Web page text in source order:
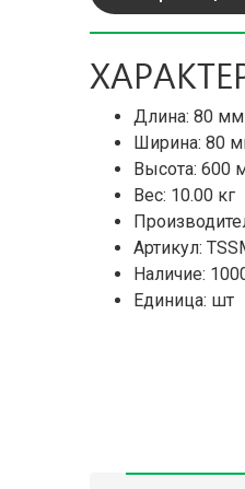
Длина: 80 мм
Ширина: 80
Высота: 600
Вес: 10.00 кг
Артикул:
Наличие:
Единица: шт